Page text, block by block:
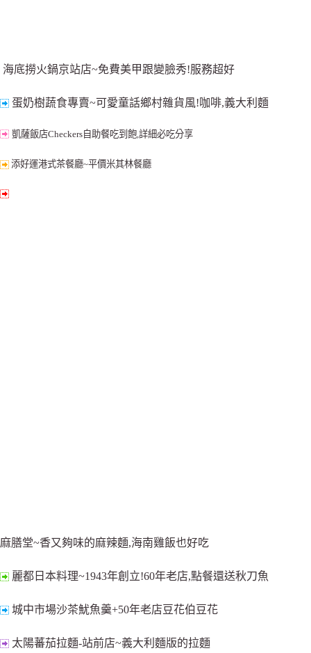
海底撈火鍋京站店~免費美甲跟變臉秀!服務超好
蛋奶樹蔬食專賣~可愛童話鄉村雜貨風!咖啡,義大利麵
凱薩飯店Checkers自助餐吃到飽,詳細必吃分享
添好運港式茶餐廳~平價米其林餐廳
麻膳堂~香又夠味的麻辣麵,海南雞飯也好吃
麗都日本料理~1943年創立!60年老店,點餐還送秋刀魚
城中市場沙茶魷魚羹+50年老店豆花伯豆花
太陽蕃茄拉麵-站前店~義大利麵版的拉麵